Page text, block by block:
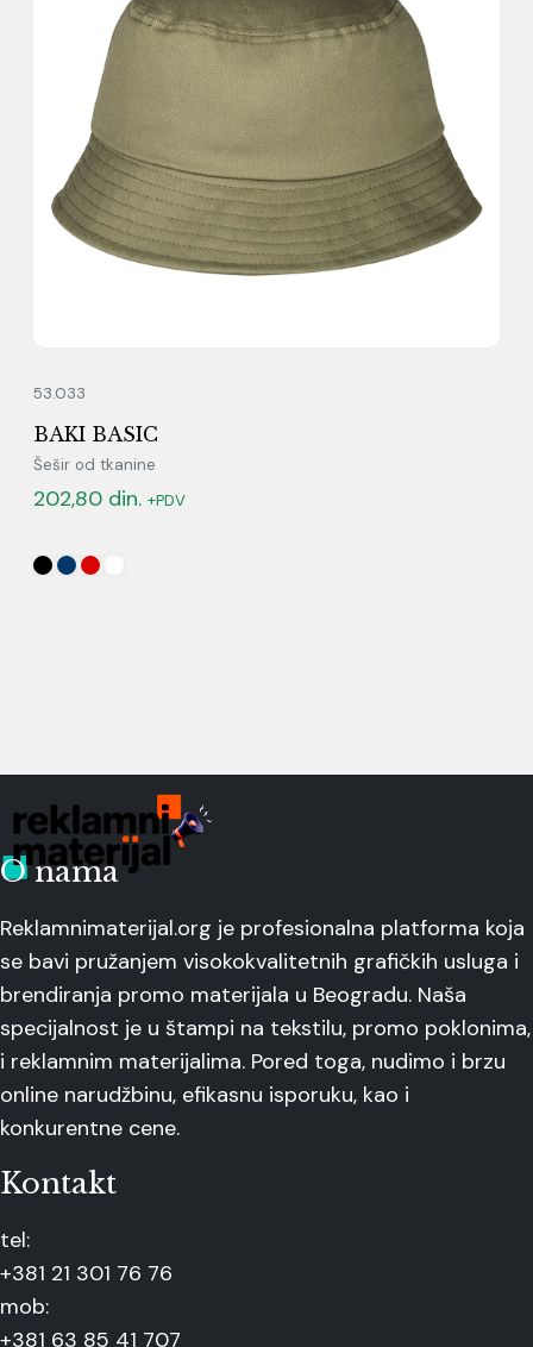
53.033
BAKI BASIC
Šešir od tkanine
202,80 din. +PDV
O nama
Reklamnimaterijal.org je profesionalna platforma koja
se bavi pružanjem visokokvalitetnih grafičkih usluga i
brendiranja promo materijala u Beogradu. Naša
specijalnost je u štampi na tekstilu, promo poklonima,
i reklamnim materijalima. Pored toga, nudimo i brzu
online narudžbinu, efikasnu isporuku, kao i
konkurentne cene.
Kontakt
tel:
+381 21 301 76 76
mob:
+381 63 85 41 707